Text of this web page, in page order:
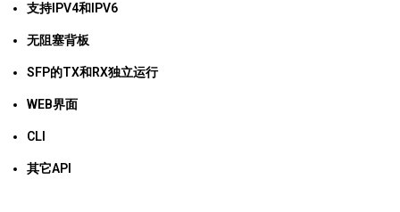
支持IPV4和IPV6
无阻塞背板
SFP的TX和RX独立运行
WEB界面
CLI
其它API